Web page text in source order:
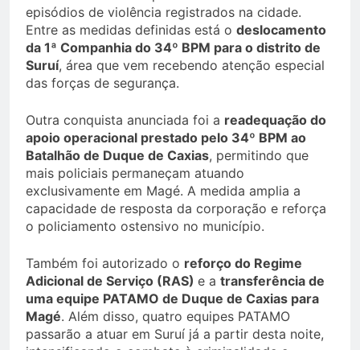
episódios de violência registrados na cidade.
Entre as medidas definidas está o deslocamento
da 1ª Companhia do 34º BPM para o distrito de
Suruí, área que vem recebendo atenção especial
das forças de segurança.
Outra conquista anunciada foi a readequação do
apoio operacional prestado pelo 34º BPM ao
Batalhão de Duque de Caxias, permitindo que
mais policiais permaneçam atuando
exclusivamente em Magé. A medida amplia a
capacidade de resposta da corporação e reforça
o policiamento ostensivo no município.
Também foi autorizado o reforço do Regime
Adicional de Serviço (RAS) e a transferência de
uma equipe PATAMO de Duque de Caxias para
Magé. Além disso, quatro equipes PATAMO
passarão a atuar em Suruí já a partir desta noite,